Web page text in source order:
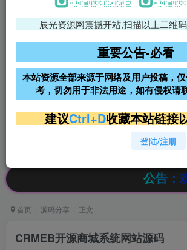
免费领支付宝红包
腾讯轻量4
阿里云2核2G200M服务器68元/
年
雨云高
超低价文字广告位招租 超低价
超低价
公告：欢迎访问辰光资
首页 源码分享 正文
CRMEB开源商城系统网站源码
辰光资源网震撼开站,扫描以上二维
重要公告-必看
本站资源全部来源于网络及用户投稿，
考，切勿用于非法用途，如有侵权请
建议Ctrl+D收藏本站链接
登陆/注册